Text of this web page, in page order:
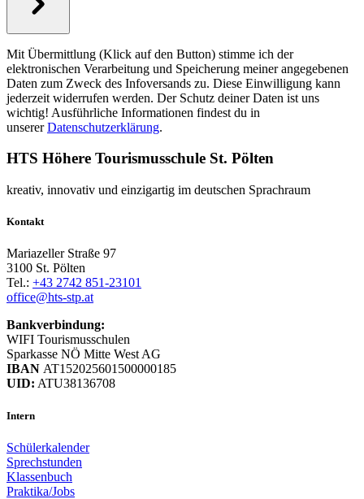
Mit Übermittlung (Klick auf den Button) stimme ich der
elektronischen Verarbeitung und Speicherung meiner angegebenen
Daten zum Zweck des Infoversands zu. Diese Einwilligung kann
jederzeit widerrufen werden. Der Schutz deiner Daten ist uns
wichtig! Ausführliche Informationen findest du in
unsererDatenschutzerklärung.
HTS Höhere Tourismusschule St. Pölten
kreativ, innovativ und einzigartig im deutschen Sprachraum
Kontakt
Mariazeller Straße 97
3100 St. Pölten
Tel.: +43 2742 851-23101
office@hts-stp.at
Bankverbindung:
WIFI Tourismusschulen
Sparkasse NÖ Mitte West AG
IBAN AT152025601500000185
UID: ATU38136708
Intern
Schülerkalender
Sprechstunden
Klassenbuch
Praktika/Jobs